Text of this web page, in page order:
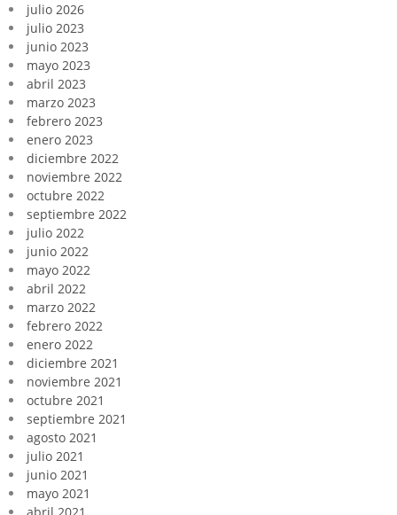
julio 2026
julio 2023
junio 2023
mayo 2023
abril 2023
marzo 2023
febrero 2023
enero 2023
diciembre 2022
noviembre 2022
octubre 2022
septiembre 2022
julio 2022
junio 2022
mayo 2022
abril 2022
marzo 2022
febrero 2022
enero 2022
diciembre 2021
noviembre 2021
octubre 2021
septiembre 2021
agosto 2021
julio 2021
junio 2021
mayo 2021